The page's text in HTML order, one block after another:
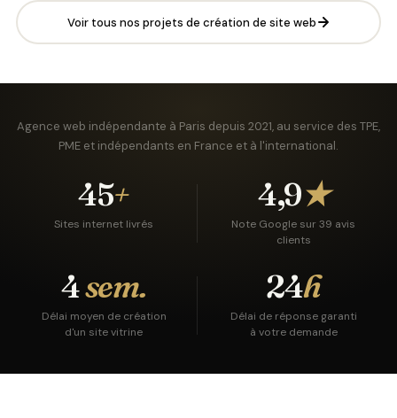
Voir tous nos projets de création de site web
Agence web indépendante à Paris depuis 2021, au service des TPE,
PME et indépendants en France et à l'international.
45+
Sites internet livrés
4,9★
Note Google sur 39 avis
clients
4sem.
Délai moyen de création
d'un site vitrine
24h
Délai de réponse garanti
à votre demande